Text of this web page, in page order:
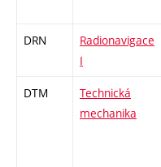
DRN
Radionavigace
I
DTM
Technická
mechanika